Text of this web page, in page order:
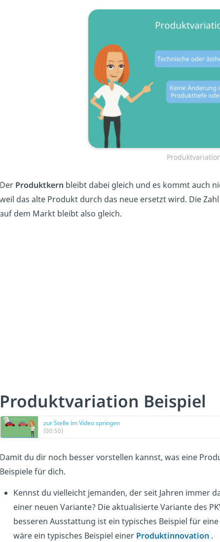
Der Produktkern bleibt dabei gleich und es kommt auch
weil das alte Produkt durch das neue ersetzt wird. Die
auf dem Markt bleibt also gleich.
Produktvariation Beispiel
zur Stelle im Video springen
(00:50)
Damit du dir noch besser vorstellen kannst, was eine
Beispiele für dich.
Kennst du vielleicht jemanden, der seit Jahren immer
einer neuen Variante? Die aktualisierte Variante des
besseren Ausstattung ist ein typisches Beispiel für
wäre ein typisches Beispiel einer Produktinnovation .